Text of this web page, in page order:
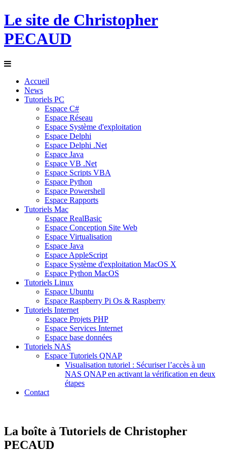
Le site de Christopher
PECAUD
Accueil
News
Tutoriels PC
Espace C#
Espace Réseau
Espace Système d'exploitation
Espace Delphi
Espace Delphi .Net
Espace Java
Espace VB .Net
Espace Scripts VBA
Espace Python
Espace Powershell
Espace Rapports
Tutoriels Mac
Espace RealBasic
Espace Conception Site Web
Espace Virtualisation
Espace Java
Espace AppleScript
Espace Système d'exploitation MacOS X
Espace Python MacOS
Tutoriels Linux
Espace Ubuntu
Espace Raspberry Pi Os & Raspberry
Tutoriels Internet
Espace Projets PHP
Espace Services Internet
Espace base données
Tutoriels NAS
Espace Tutoriels QNAP
Visualisation tutoriel : Sécuriser l’accès à un
NAS QNAP en activant la vérification en deux
étapes
Contact
La boîte à Tutoriels de Christopher
PECAUD